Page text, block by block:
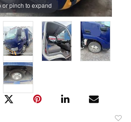
or pinch to expand